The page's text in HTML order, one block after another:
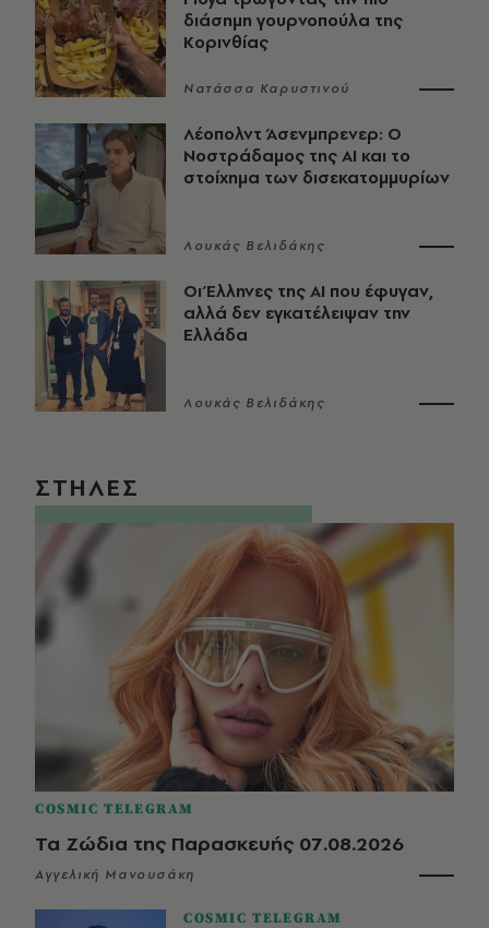
διάσημη γουρνοπούλα της
Κορινθίας
Νατάσσα Καρυστινού
Λέοπολντ Άσενμπρενερ: Ο
Νοστράδαμος της AI και το
στοίχημα των δισεκατομμυρίων
Λουκάς Βελιδάκης
Οι Έλληνες της ΑΙ που έφυγαν,
αλλά δεν εγκατέλειψαν την
Ελλάδα
Λουκάς Βελιδάκης
ΣΤΗΛΕΣ
COSMIC TELEGRAM
Τα Ζώδια της Παρασκευής 07.08.2026
Αγγελική Μανουσάκη
COSMIC TELEGRAM